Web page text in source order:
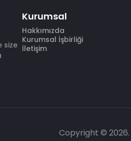
size
Kurumsal
Hakkımızda
Kurumsal İşbirliği
İletişim
Copyright © 2026.